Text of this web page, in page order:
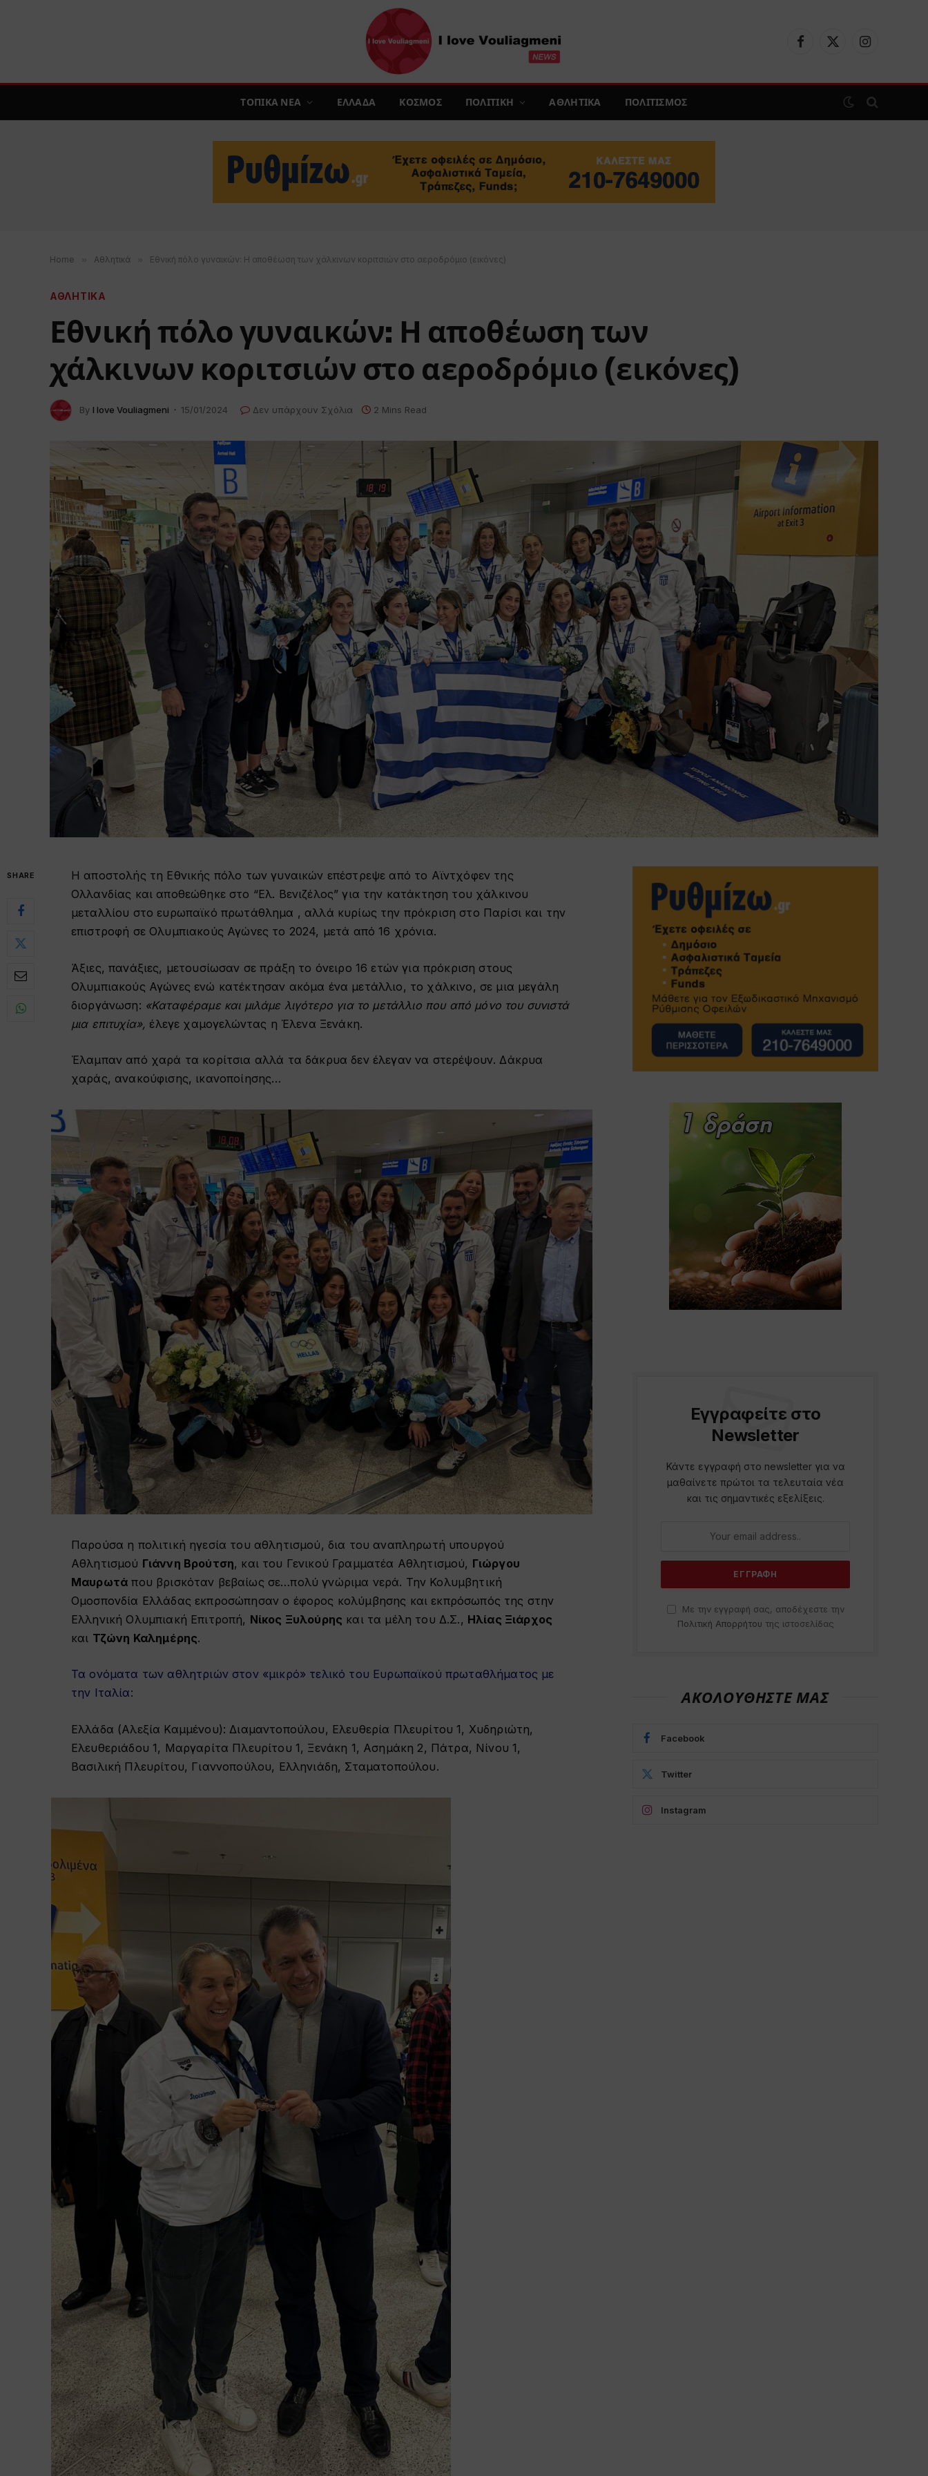
Facebook
X
Instagram
ΤΟΠΙΚΑ ΝΕΑ ΕΛΛΑΔΑ ΚΟΣΜΟΣ ΠΟΛΙΤΙΚΗ ΑΘΛΗΤΙΚΑ ΠΟΛΙΤΙΣΜΟΣ
Home » Αθλητικά » Εθνική πόλο γυναικών: Η αποθέωση των χάλκινων κοριτσιών στο αεροδρόμιο (εικόνες)
ΑΘΛΗΤΙΚΑ
Εθνική πόλο γυναικών: Η αποθέωση των
χάλκινων κοριτσιών στο αεροδρόμιο (εικόνες)
By I love Vouliagmeni 15/01/2024 Δεν υπάρχουν Σχόλια 2 Mins Read
SHARE
Η αποστολής τη Εθνικής πόλο των γυναικών επέστρεψε από το Αϊντχόφεν της
Ολλανδίας και αποθεώθηκε στο “Ελ. Βενιζέλος” για την κατάκτηση του χάλκινου
μεταλλίου στο ευρωπαϊκό πρωτάθλημα , αλλά κυρίως την πρόκριση στο Παρίσι και την
επιστροφή σε Ολυμπιακούς Αγώνες το 2024, μετά από 16 χρόνια.
Άξιες, πανάξιες, μετουσίωσαν σε πράξη το όνειρο 16 ετών για πρόκριση στους
Ολυμπιακούς Αγώνες ενώ κατέκτησαν ακόμα ένα μετάλλιο, το χάλκινο, σε μια μεγάλη
διοργάνωση: «Καταφέραμε και μιλάμε λιγότερο για το μετάλλιο που από μόνο του συνιστά
μια επιτυχία», έλεγε χαμογελώντας η Έλενα Ξενάκη.
Έλαμπαν από χαρά τα κορίτσια αλλά τα δάκρυα δεν έλεγαν να στερέψουν. Δάκρυα
χαράς, ανακούφισης, ικανοποίησης…
Παρούσα η πολιτική ηγεσία του αθλητισμού, δια του αναπληρωτή υπουργού
Αθλητισμού Γιάννη Βρούτση, και του Γενικού Γραμματέα Αθλητισμού, Γιώργου
Μαυρωτά που βρισκόταν βεβαίως σε…πολύ γνώριμα νερά. Την Κολυμβητική
Ομοσπονδία Ελλάδας εκπροσώπησαν ο έφορος κολύμβησης και εκπρόσωπός της στην
Ελληνική Ολυμπιακή Επιτροπή, Νίκος Ξυλούρης και τα μέλη του Δ.Σ., Ηλίας Ξιάρχος
και Τζώνη Καλημέρης.
Τα ονόματα των αθλητριών στον «μικρό» τελικό του Ευρωπαϊκού πρωταθλήματος με
την Ιταλία:
Ελλάδα (Αλεξία Καμμένου): Διαμαντοπούλου, Ελευθερία Πλευρίτου 1, Χυδηριώτη,
Ελευθεριάδου 1, Μαργαρίτα Πλευρίτου 1, Ξενάκη 1, Ασημάκη 2, Πάτρα, Νίνου 1,
Βασιλική Πλευρίτου, Γιαννοπούλου, Ελληνιάδη, Σταματοπούλου.
Εγγραφείτε στο
Newsletter
Κάντε εγγραφή στο newsletter για να
μαθαίνετε πρώτοι τα τελευταία νέα
και τις σημαντικές εξελίξεις.
Με την εγγραφή σας, αποδέχεστε την
Πολιτική Απορρήτου της ιστοσελίδας
ΑΚΟΛΟΥΘΗΣΤΕ ΜΑΣ
Facebook
Twitter
Instagram